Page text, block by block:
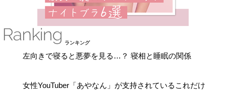
ランキング
左向きで寝ると悪夢を見る…？ 寝相と睡眠の関係
女性YouTuber「あやなん」が支持されているこれだけ